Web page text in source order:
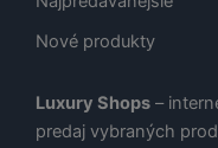
Nové produkty
Luxury Shops –
predaj vybraných